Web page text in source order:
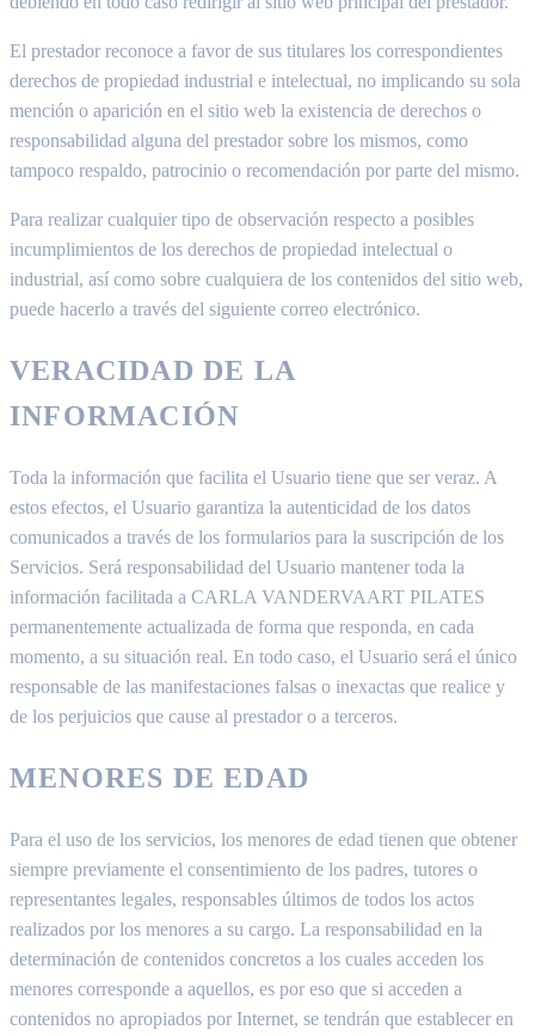
El prestador reconoce a favor de sus titulares los correspondientes
derechos de propiedad industrial e intelectual, no implicando su sola
mención o aparición en el sitio web la existencia de derechos o
responsabilidad alguna del prestador sobre los mismos, como
tampoco respaldo, patrocinio o recomendación por parte del mismo.
Para realizar cualquier tipo de observación respecto a posibles
incumplimientos de los derechos de propiedad intelectual o
industrial, así como sobre cualquiera de los contenidos del sitio web,
puede hacerlo a través del siguiente correo electrónico.
VERACIDAD DE LA
INFORMACIÓN
Toda la información que facilita el Usuario tiene que ser veraz. A
estos efectos, el Usuario garantiza la autenticidad de los datos
comunicados a través de los formularios para la suscripción de los
Servicios. Será responsabilidad del Usuario mantener toda la
información facilitada a CARLA VANDERVAART PILATES
permanentemente actualizada de forma que responda, en cada
momento, a su situación real. En todo caso, el Usuario será el único
responsable de las manifestaciones falsas o inexactas que realice y
de los perjuicios que cause al prestador o a terceros.
MENORES DE EDAD
Para el uso de los servicios, los menores de edad tienen que obtener
siempre previamente el consentimiento de los padres, tutores o
representantes legales, responsables últimos de todos los actos
realizados por los menores a su cargo. La responsabilidad en la
determinación de contenidos concretos a los cuales acceden los
menores corresponde a aquellos, es por eso que si acceden a
contenidos no apropiados por Internet, se tendrán que establecer en